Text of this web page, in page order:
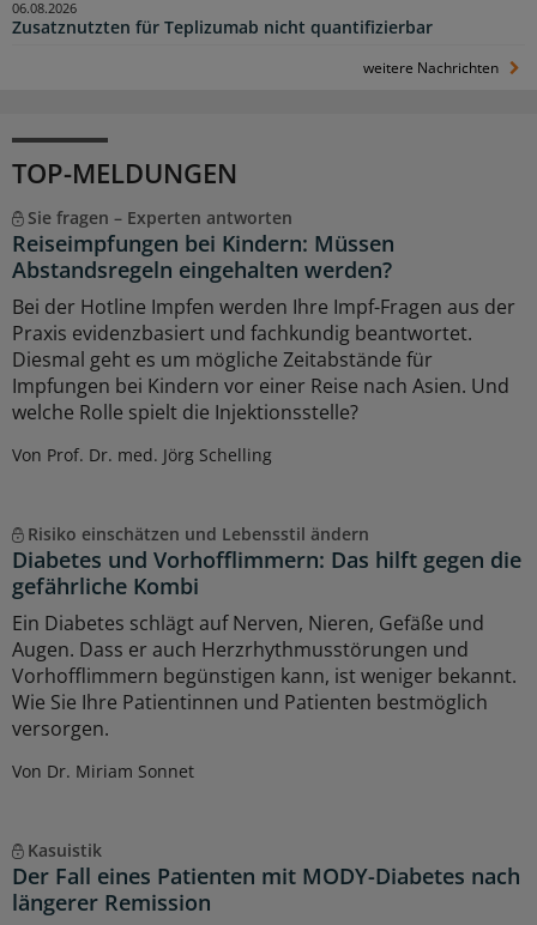
Zusatznutzten für Teplizumab nicht quantifizierbar
06.08.2026
weitere Nachrichten
TOP-MELDUNGEN
Sie fragen – Experten antworten
Reiseimpfungen bei Kindern: Müssen
Abstandsregeln eingehalten werden?
Bei der Hotline Impfen werden Ihre Impf-Fragen aus der
Praxis evidenzbasiert und fachkundig beantwortet.
Diesmal geht es um mögliche Zeitabstände für
Impfungen bei Kindern vor einer Reise nach Asien. Und
welche Rolle spielt die Injektionsstelle?
Von Prof. Dr. med. Jörg Schelling
Risiko einschätzen und Lebensstil ändern
Diabetes und Vorhofflimmern: Das hilft gegen die
gefährliche Kombi
Ein Diabetes schlägt auf Nerven, Nieren, Gefäße und
Augen. Dass er auch Herzrhythmusstörungen und
Vorhofflimmern begünstigen kann, ist weniger bekannt.
Wie Sie Ihre Patientinnen und Patienten bestmöglich
versorgen.
Von Dr. Miriam Sonnet
Kasuistik
Der Fall eines Patienten mit MODY-Diabetes nach
längerer Remission